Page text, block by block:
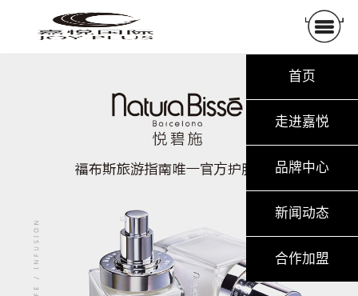
首页
走进嘉悦
品牌中心
新闻动态
合作加盟